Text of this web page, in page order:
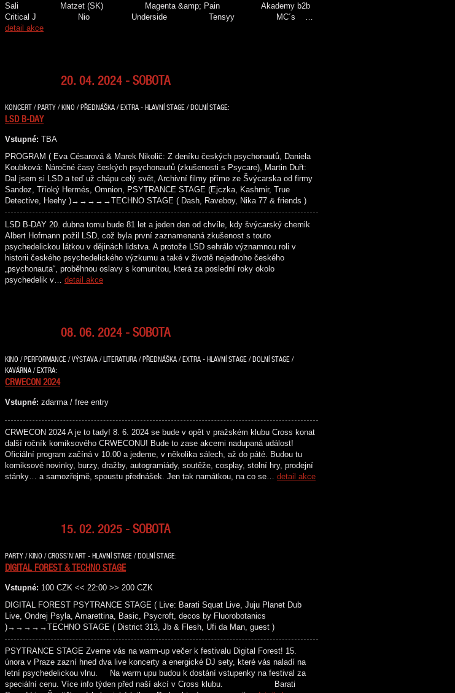
Sali Matzet (SK) Magenta &amp; Pain Akademy b2b
Critical J Nio Underside Tensyy MC´s …
detail akce
20. 04. 2024 - SOBOTA
KONCERT / PARTY / KINO / PŘEDNÁŠKA / EXTRA - HLAVNÍ STAGE / DOLNÍ STAGE:
LSD B-DAY
Vstupné: TBA
PROGRAM ( Eva Césarová & Marek Nikolič: Z deníku českých psychonautů, Daniela
Koubková: Náročné časy českých psychonautů (zkušenosti s Psycare), Martin Duřt:
Dal jsem si LSD a teď už chápu celý svět, Archivní filmy přímo ze Švýcarska od firmy
Sandoz, Tříoký Hermés, Omnion, PSYTRANCE STAGE (Ejczka, Kashmir, True
Detective, Heehy )→→→→→TECHNO STAGE ( Dash, Raveboy, Nika 77 & friends )
LSD B-DAY 20. dubna tomu bude 81 let a jeden den od chvíle, kdy švýcarský chemik
Albert Hofmann požil LSD, což byla první zaznamenaná zkušenost s touto
psychedelickou látkou v dějinách lidstva. A protože LSD sehrálo významnou roli v
historii českého psychedelického výzkumu a také v životě nejednoho českého
„psychonauta“, proběhnou oslavy s komunitou, která za poslední roky okolo
psychedelik v… detail akce
08. 06. 2024 - SOBOTA
KINO / PERFORMANCE / VÝSTAVA / LITERATURA / PŘEDNÁŠKA / EXTRA - HLAVNÍ STAGE / DOLNÍ STAGE /
KAVÁRNA / EXTRA:
CRWECON 2024
Vstupné: zdarma / free entry
CRWECON 2024 A je to tady! 8. 6. 2024 se bude v opět v pražském klubu Cross konat
další ročník komiksového CRWECONU! Bude to zase akcemi nadupaná událost!
Oficiální program začíná v 10.00 a jedeme, v několika sálech, až do páté. Budou tu
komiksové novinky, burzy, dražby, autogramiády, soutěže, cosplay, stolní hry, prodejní
stánky… a samozřejmě, spoustu přednášek. Jen tak namátkou, na co se… detail akce
15. 02. 2025 - SOBOTA
PARTY / KINO / CROSS’N’ART - HLAVNÍ STAGE / DOLNÍ STAGE:
DIGITAL FOREST & TECHNO STAGE
Vstupné: 100 CZK << 22:00 >> 200 CZK
DIGITAL FOREST PSYTRANCE STAGE ( Live: Barati Squat Live, Juju Planet Dub
Live, Ondrej Psyla, Amarettina, Basic, Psycroft, decos by Fluorobotanics
)→→→→→TECHNO STAGE ( District 313, Jb & Flesh, Ufi da Man, guest )
PSYTRANCE STAGE Zveme vás na warm-up večer k festivalu Digital Forest! 15.
února v Praze zazní hned dva live koncerty a energické DJ sety, které vás naladí na
letní psychedelickou vlnu. Na warm upu budou k dostání vstupenky na festival za
speciální cenu. Více info týden před naší akcí v Cross klubu. Barati